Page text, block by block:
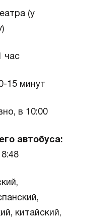
(у
час
15 минут
в 10:00
автобуса:
китайский,